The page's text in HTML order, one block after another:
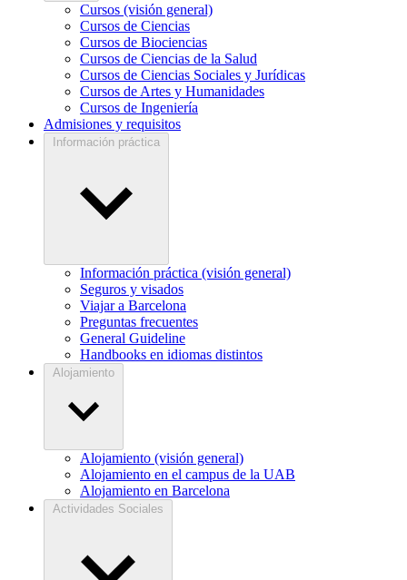
Cursos (visión general)
Cursos de Ciencias
Cursos de Biociencias
Cursos de Ciencias de la Salud
Cursos de Ciencias Sociales y Jurídicas
Cursos de Artes y Humanidades
Cursos de Ingeniería
Admisiones y requisitos
Información práctica
Información práctica (visión general)
Seguros y visados
Viajar a Barcelona
Preguntas frecuentes
General Guideline
Handbooks en idiomas distintos
Alojamiento
Alojamiento (visión general)
Alojamiento en el campus de la UAB
Alojamiento en Barcelona
Actividades Sociales